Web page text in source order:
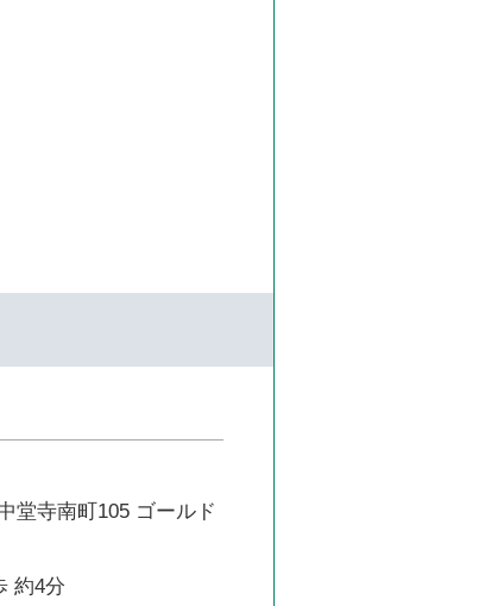
堂寺南町105 ゴールド
約4分